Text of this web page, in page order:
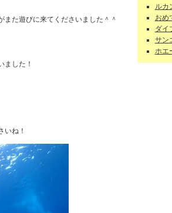
た遊びに来てくださいました＾＾
した！
いね！
ルカ
おめ
ダイ
サン
ホエ